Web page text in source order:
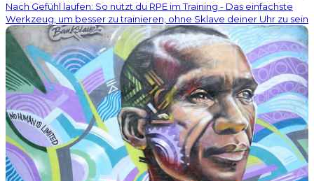
Nach Gefühl laufen: So nutzt du RPE im Training - Das einfachste
Werkzeug, um besser zu trainieren, ohne Sklave deiner Uhr zu sein